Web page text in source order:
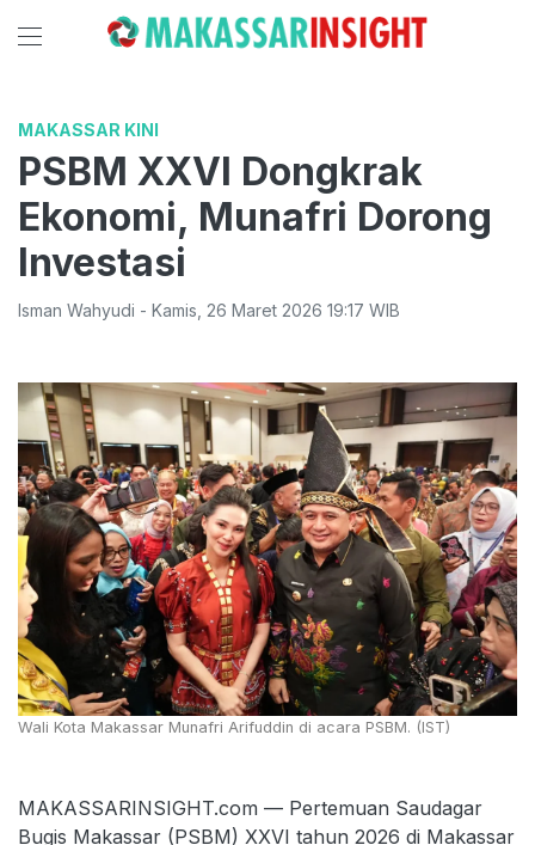
MAKASSAR KINI
PSBM XXVI Dongkrak
Ekonomi, Munafri Dorong
Investasi
Isman Wahyudi - Kamis 26 Maret 2026 19:17 WIB
Wali Kota Makassar Munafri Arifuddin di acara PSBM. (IST)
MAKASSARINSIGHT.com — Pertemuan Saudagar
Bugis Makassar (PSBM) XXVI tahun 2026 di Makassar